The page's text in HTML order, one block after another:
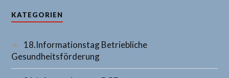
KATEGORIEN
18.Informationstag Betriebliche
Gesundheitsförderung